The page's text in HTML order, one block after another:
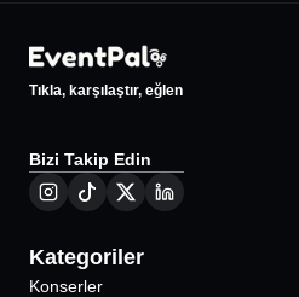
Resim - Dört Nala Aşk
Tıkla, karşılaştır, eğlen
Bizi Takip Edin
Kategoriler
Konserler